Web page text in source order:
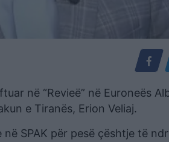
në “Revieë” në Euroneës
e Tiranës, Erion Veliaj.
SPAK për pesë çështje të